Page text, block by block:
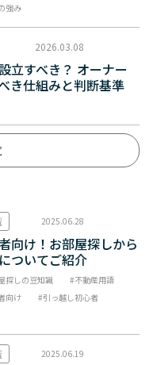
強み
2026.03.08
立すべき？ オーナー
き仕組みと判断基準
2025.06.28
向け！お部屋探しから
ついてご紹介
探しの豆知識
不動産用語
向け
引っ越し初心者
2025.06.19